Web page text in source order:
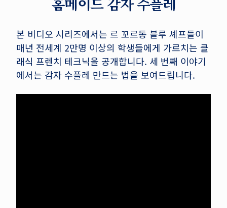
본 비디오 시리즈에서는 르 꼬르동 블루 셰프들이
매년 전세계 2만명 이상의 학생들에게 가르치는 클
래식 프렌치 테크닉을 공개합니다. 세 번째 이야기
에서는 감자 수플레 만드는 법을 보여드립니다.